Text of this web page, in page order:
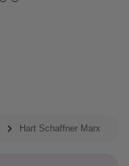
Hart Schaffner Marx